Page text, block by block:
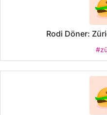
Rodi Döner: